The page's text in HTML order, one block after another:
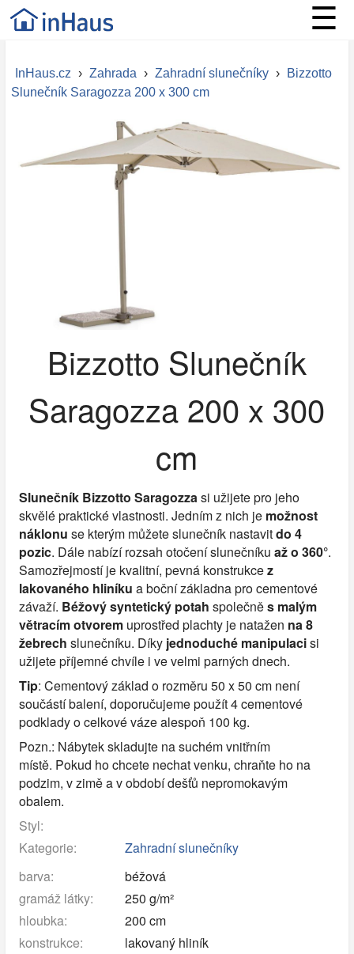
☰
InHaus.cz › Zahrada › Zahradní slunečníky ›
Bizzotto
Slunečník Saragozza 200 x 300 cm
Bizzotto Slunečník
Saragozza 200 x 300
cm
Slunečník Bizzotto Saragozzasi užijete pro jeho
skvělé praktické vlastnosti. Jedním z nich je možnost
náklonu se kterým můžete slunečník nastavitdo 4
pozic. Dále nabízí rozsah otočení slunečníku až o 360°.
Samozřejmostí je kvalitní, pevná konstrukcez
lakovaného hliníku a boční základna pro cementové
závaží. Béžový syntetický potah společněs malým
větracím otvoremuprostřed plachty je natažen na 8
žebrech slunečníku. Díky jednoduché manipulacisi
užijete příjemné chvíle i ve velmi parných dnech.
Tip: Cementový základ o rozměru 50 x 50 cm není
součástí balení, doporučujeme použít 4 cementové
podklady o celkové váze alespoň 100 kg.
Pozn.: Nábytek skladujte na suchém vnitřním
místě. Pokud ho chcete nechat venku, chraňte ho na
podzim, v zimě a v období dešťů nepromokavým
obalem.
Styl:
Kategorie:
Zahradní slunečníky
barva:
béžová
gramáž látky:
250 g/m²
hloubka:
200 cm
konstrukce:
lakovaný hliník